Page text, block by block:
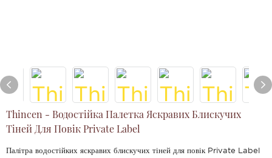
Thincen - Водостійка Палетка Яскравих Блискучих
Тіней Для Повік Private Label
Палітра водостійких яскравих блискучих тіней для повік Private Label